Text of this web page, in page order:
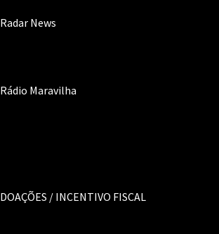
Radar News
Rádio Maravilha
DOAÇÕES / INCENTIVO FISCAL